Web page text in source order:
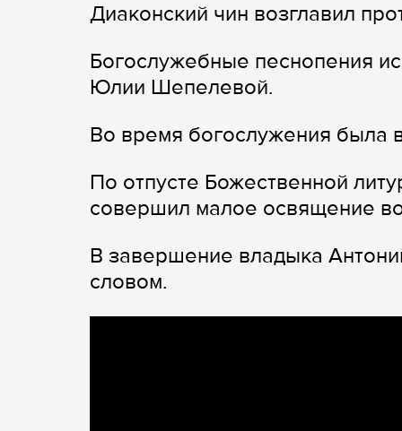
Диаконский чин возглавил
Богослужебные песнопения
Юлии Шепелевой.
Во время богослужения была
По отпусте Божественной
совершил малое освящение
В завершение владыка
словом.